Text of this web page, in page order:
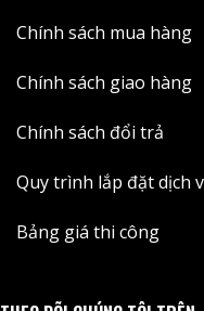
Chính sách mua hàng
Chính sách giao hàng
Chính sách đổi trả
Quy trình lắp đặt dịch
Bảng giá thi công